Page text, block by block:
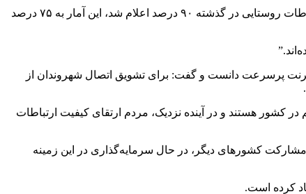
وی به عهدی که با معاونان خود برای ارائه آمار واقعی به مردم بسته است، اشاره کرد و افزود: با بررسی‌های مجدد آمارهایی که در بخش ارتباطات روستایی در گذشته ۹۰ درصد اعلام شد، این آمار به ۷۵ درصد
پرسرعت دانست و گفت: برای تشویق اتصال شهروندان از
کشور هستند و در آینده نزدیک، مردم ارتقای کیفیت ارتباطات
مشارکت کشورهای دیگر، در حال سرمایه‌گذاری در این زمینه
کرده است.